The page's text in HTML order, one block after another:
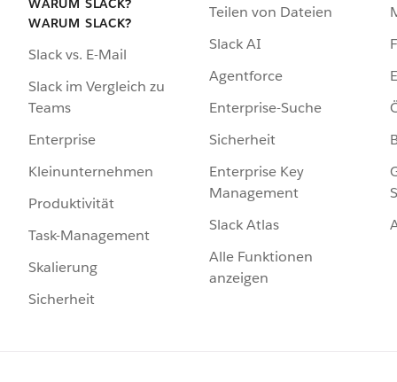
WARUM SLACK?
WARUM SLACK?
Slack vs. E-Mail
Slack im Vergleich zu
Teams
Enterprise
Kleinunternehmen
Produktivität
Task-Management
Skalierung
Sicherheit
Teilen von Dateien
Slack AI
Agentforce
Enterprise-Suche
Sicherheit
Enterprise Key
Management
Slack Atlas
Alle Funktionen
anzeigen